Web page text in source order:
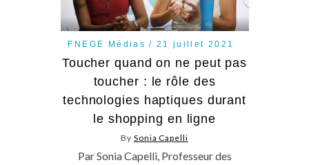
FNEGE Médias 21 juillet 2021
Toucher quand on ne peut pas
toucher : le rôle des
technologies haptiques durant
le shopping en ligne
By Sonia Capelli
Par Sonia Capelli, Professeur des